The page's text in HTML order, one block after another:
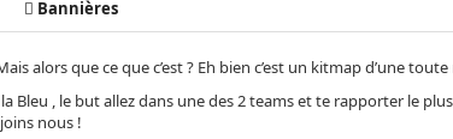
Bannières
alors que ce que c’est ? Eh bien c’est un kitmap d’une
Bleu , le but allez dans une des 2 teams et te rapporter le
nous !